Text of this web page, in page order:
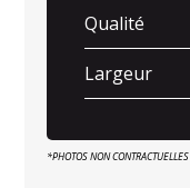
Qualité
Largeur
*PHOTOS NON CONTRACTUELLES